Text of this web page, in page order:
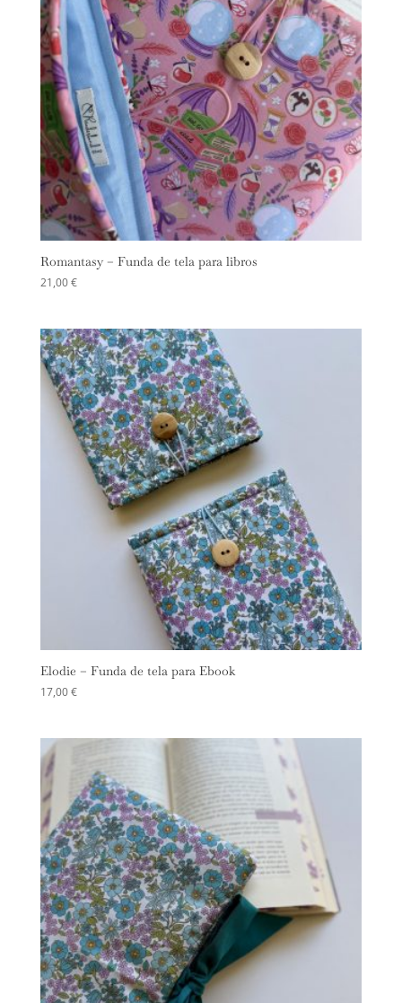
Romantasy – Funda de tela para libros
21,00€
Elodie – Funda de tela para Ebook
17,00€